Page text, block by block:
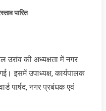
पारित
उरांव की अध्यक्षता में नगर
इसमें उपाध्यक्ष, कार्यपालक
पार्षद, नगर प्रबंधक एवं